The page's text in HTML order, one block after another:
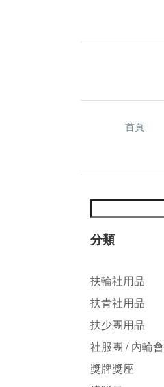
首頁
分類
扶輪社用品
扶青社用品
扶少團用品
社服團 / 內輪會
獎牌獎座